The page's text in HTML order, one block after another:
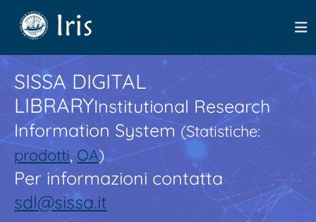
SISSA DIGITAL
LIBRARYInstitutional Research
Information System(Statistiche:
prodotti,OA)
Per informazioni contatta
sdl@sissa.it